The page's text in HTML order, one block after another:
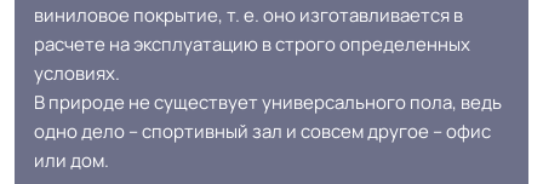
Спортивный кл.
Устойчивость к химии Отличная
Особенности
виниловое покрытие, т. е. оно изготавливается в
расчете на эксплуатацию в строго определенных
условиях.
В природе не существует универсального пола, ведь
одно дело – спортивный зал и совсем другое – офис
или дом.